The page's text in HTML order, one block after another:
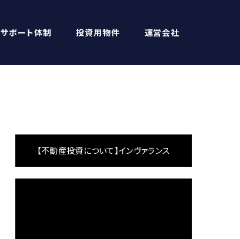
サポート体制 投資用物件 運営会社
【不動産投資について】インヴァランス